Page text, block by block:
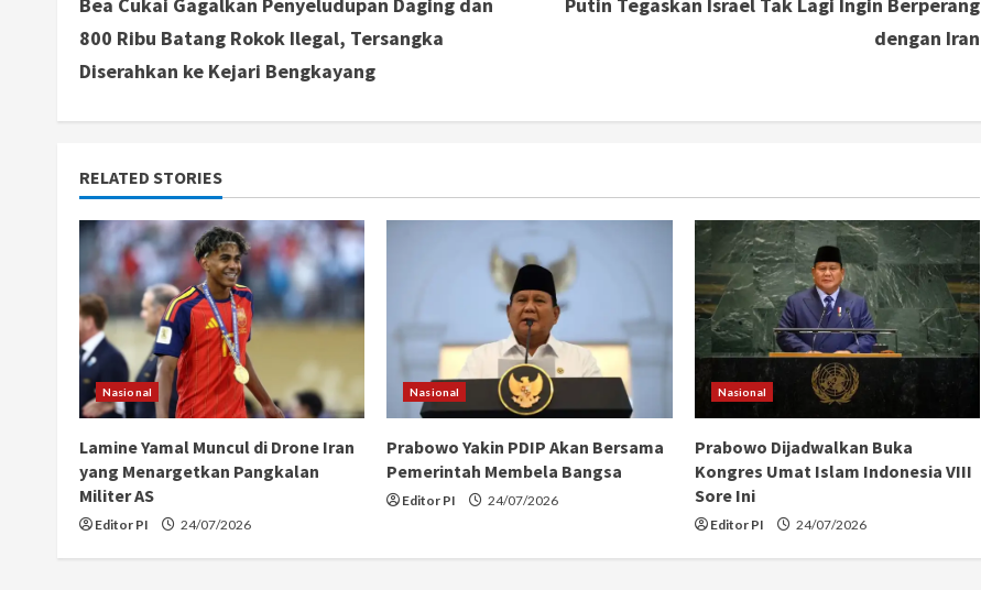
o
n
t
i
n
u
e
R
e
a
d
i
800 Ribu Batang Rokok Ilegal, Tersangka
Diserahkan ke Kejari Bengkayang
dengan Iran
RELATED STORIES
Nasional
Lamine Yamal Muncul di Drone Iran
yang Menargetkan Pangkalan
Militer AS
Editor PI 24/07/2026
Nasional
Prabowo Yakin PDIP Akan Bersama
Pemerintah Membela Bangsa
Editor PI 24/07/2026
Nasional
Prabowo Dijadwalkan Buka
Kongres Umat Islam Indonesia VIII
Sore Ini
Editor PI 24/07/2026